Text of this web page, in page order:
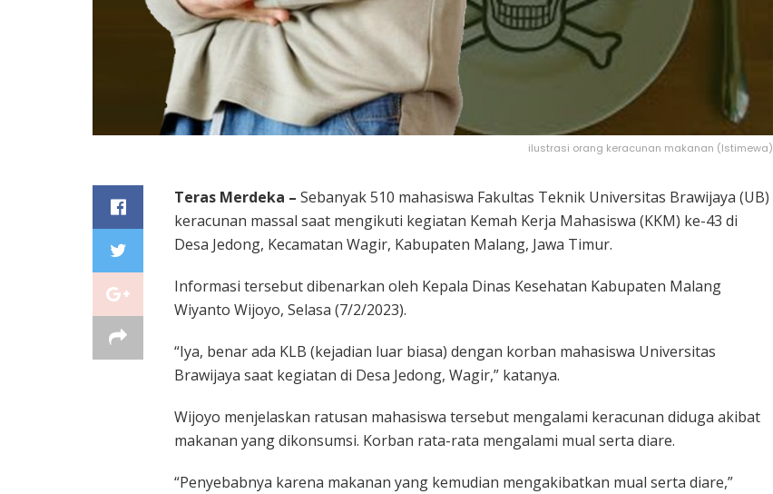
ilustrasi orang keracunan makanan (Istimewa)
Teras Merdeka – Sebanyak 510 mahasiswa Fakultas Teknik Universitas Brawijaya (UB)
keracunan massal saat mengikuti kegiatan Kemah Kerja Mahasiswa (KKM) ke-43 di
Desa Jedong, Kecamatan Wagir, Kabupaten Malang, Jawa Timur.
Informasi tersebut dibenarkan oleh Kepala Dinas Kesehatan Kabupaten Malang
Wiyanto Wijoyo, Selasa (7/2/2023).
“Iya, benar ada KLB (kejadian luar biasa) dengan korban mahasiswa Universitas
Brawijaya saat kegiatan di Desa Jedong, Wagir,” katanya.
Wijoyo menjelaskan ratusan mahasiswa tersebut mengalami keracunan diduga akibat
makanan yang dikonsumsi. Korban rata-rata mengalami mual serta diare.
“Penyebabnya karena makanan yang kemudian mengakibatkan mual serta diare,”